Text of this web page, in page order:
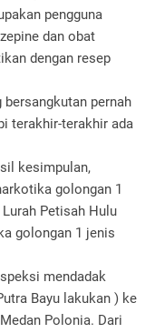
pengguna
dan obat
dengan resep
bersangkutan pernah
terakhir-terakhir ada
kesimpulan,
golongan 1
Petisah Hulu
golongan 1 jenis
mendadak
Bayu lakukan ) ke
Polonia. Dari